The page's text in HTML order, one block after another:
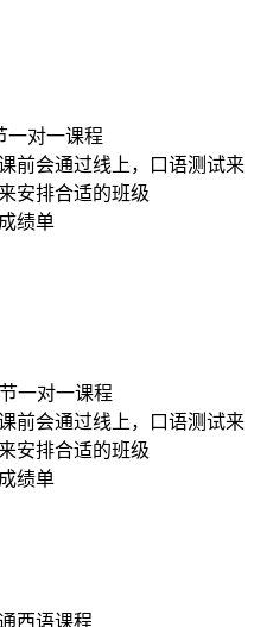
一对一课程
前会通过线上，口语测试来
安排合适的班级
绩单
一对一课程
前会通过线上，口语测试来
安排合适的班级
绩单
西语课程